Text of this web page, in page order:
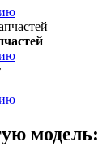
модель: